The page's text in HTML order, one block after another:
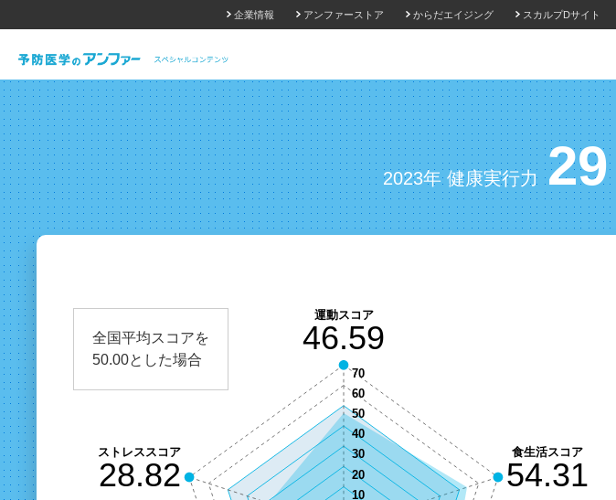
企業情報 アンファーストア からだエイジング スカルプDサイト
2023年 健康実行力 29
全国平均スコアを
50.00とした場合